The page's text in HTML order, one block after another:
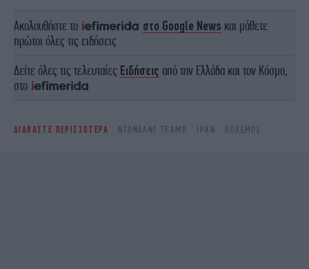
Ακολουθήστε το στο Google News και μάθετε
πρώτοι όλες τις ειδήσεις
Δείτε όλες τις τελευταίες Ειδήσεις από την Ελλάδα και τον Κόσμο,
στο
ΔΙΑΒΑΣΤΕ ΠΕΡΙΣΣΟΤΕΡΑ ΝΤΌΝΑΛΝΤ ΤΡΑΜΠ ΙΡΆΝ ΠΟΛΕΜΟΣ